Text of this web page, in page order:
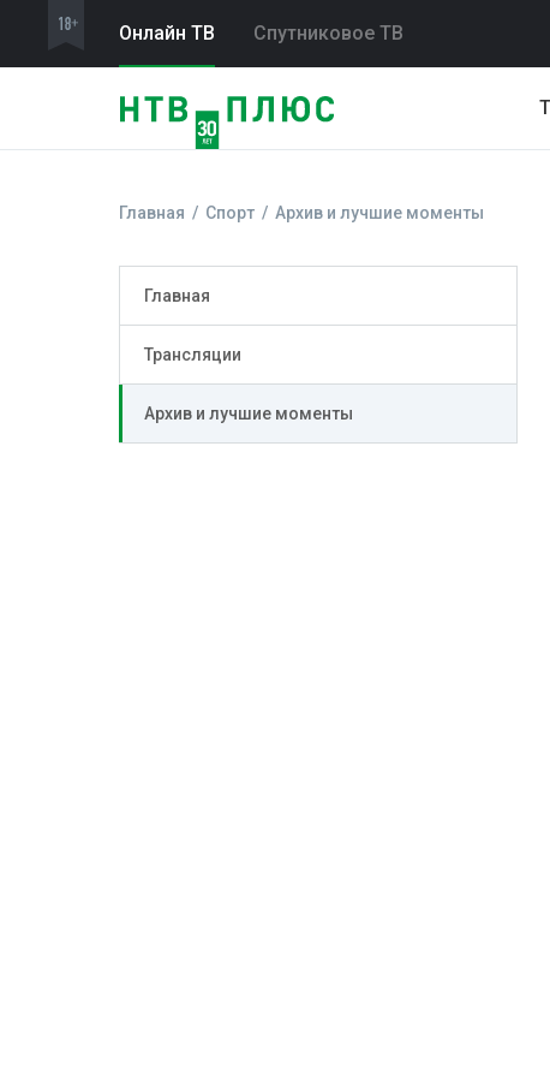
Онлайн ТВ Спутниковое ТВ
Главная Спорт Архив и лучшие моменты
Главная
Трансляции
Архив и лучшие моменты